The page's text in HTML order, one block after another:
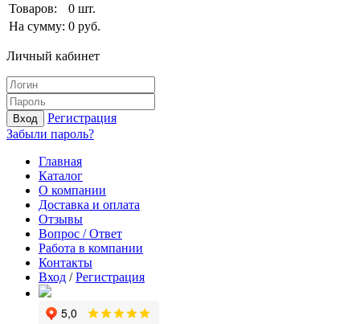
Товаров:
0 шт.
На сумму: 0 руб.
Личный кабинет
Вход
Регистрация
Забыли пароль?
Главная
Каталог
О компании
Доставка и оплата
Отзывы
Вопрос / Ответ
Работа в компании
Контакты
Вход /Регистрация